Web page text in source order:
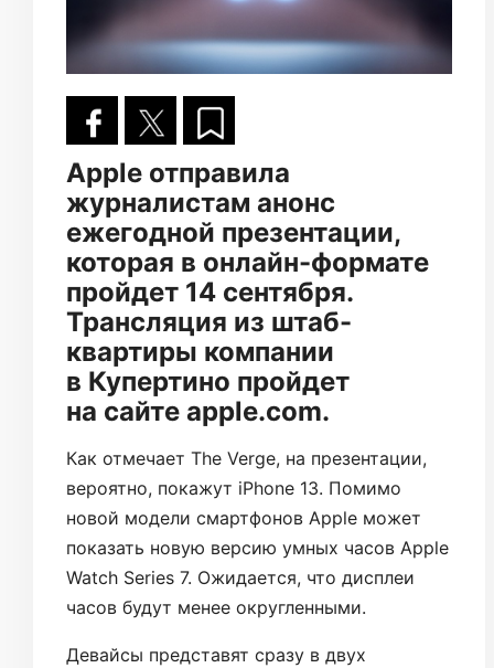
Apple отправила
журналистам анонс
ежегодной презентации,
которая в онлайн-формате
пройдет 14 сентября.
Трансляция из штаб-
квартиры компании
в Купертино пройдет
на сайте apple.com.
Как отмечает The Verge, на презентации,
вероятно, покажут iPhone 13. Помимо
новой модели смартфонов Apple может
показать новую версию умных часов Apple
Watch Series 7. Ожидается, что дисплеи
часов будут менее округленными.
Девайсы представят сразу в двух